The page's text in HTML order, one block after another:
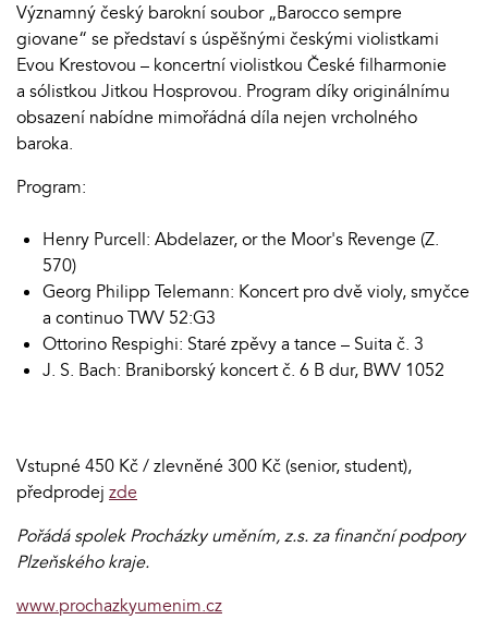
Významný český barokní soubor „Barocco sempre
giovane“ se představí s úspěšnými českými violistkami
Evou Krestovou – koncertní violistkou České filharmonie
a sólistkou Jitkou Hosprovou. Program díky originálnímu
obsazení nabídne mimořádná díla nejen vrcholného
baroka.
Program:
Henry Purcell: Abdelazer, or the Moor's Revenge (Z.
570)
Georg Philipp Telemann: Koncert pro dvě violy, smyčce
a continuo TWV 52:G3
Ottorino Respighi: Staré zpěvy a tance – Suita č. 3
J. S. Bach: Braniborský koncert č. 6 B dur, BWV 1052
Vstupné 450 Kč / zlevněné 300 Kč (senior, student),
předprodej zde
Pořádá spolek Procházky uměním, z.s. za finanční podpory
Plzeňského kraje.
www.prochazkyumenim.cz